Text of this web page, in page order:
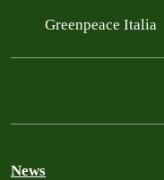
Greenpeace Italia
News